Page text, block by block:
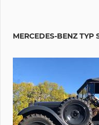
MERCEDES-BENZ TYP